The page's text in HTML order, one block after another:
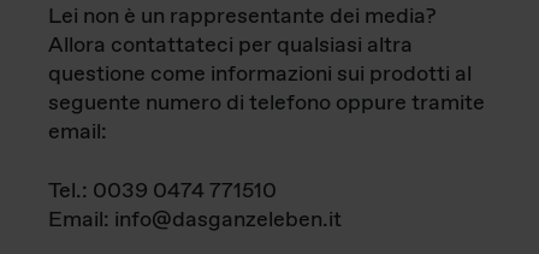
Lei non è un rappresentante dei media?
Allora contattateci per qualsiasi altra
questione come informazioni sui prodotti al
seguente numero di telefono oppure tramite
email:
Tel.: 0039 0474 771510
Email: info@dasganzeleben.it